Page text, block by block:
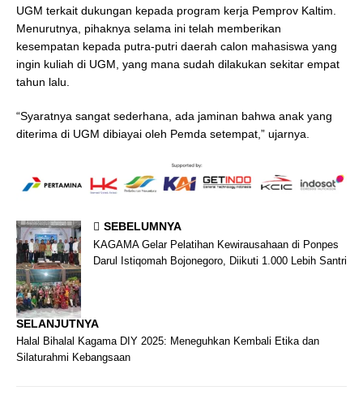
UGM terkait dukungan kepada program kerja Pemprov Kaltim.
Menurutnya, pihaknya selama ini telah memberikan
kesempatan kepada putra-putri daerah calon mahasiswa yang
ingin kuliah di UGM, yang mana sudah dilakukan sekitar empat
tahun lalu.
“Syaratnya sangat sederhana, ada jaminan bahwa anak yang
diterima di UGM dibiayai oleh Pemda setempat,” ujarnya.
SEBELUMNYA
KAGAMA Gelar Pelatihan Kewirausahaan di Ponpes
Darul Istiqomah Bojonegoro, Diikuti 1.000 Lebih Santri
SELANJUTNYA
Halal Bihalal Kagama DIY 2025: Meneguhkan Kembali Etika dan
Silaturahmi Kebangsaan